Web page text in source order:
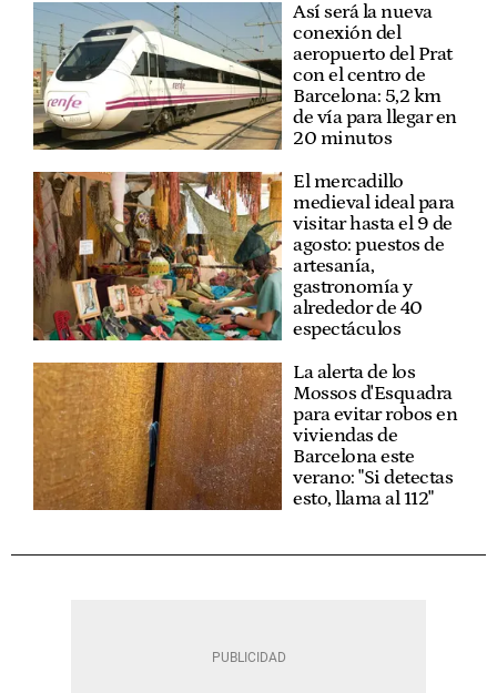
Así será la nueva
conexión del
aeropuerto del Prat
con el centro de
Barcelona: 5,2 km
de vía para llegar en
20 minutos
El mercadillo
medieval ideal para
visitar hasta el 9 de
agosto: puestos de
artesanía,
gastronomía y
alrededor de 40
espectáculos
La alerta de los
Mossos d'Esquadra
para evitar robos en
viviendas de
Barcelona este
verano: "Si detectas
esto, llama al 112"